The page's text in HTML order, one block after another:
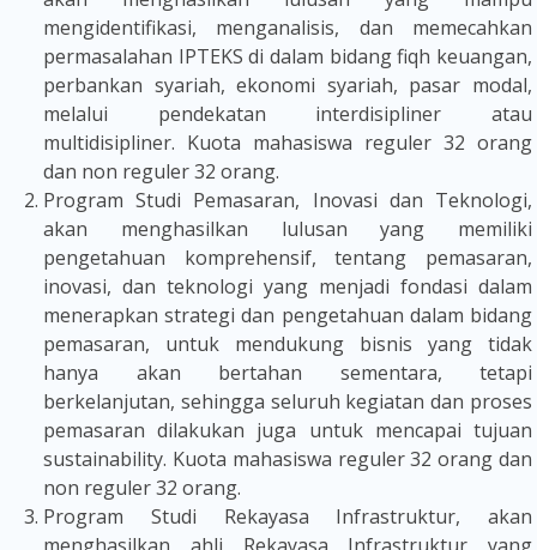
mengidentifikasi, menganalisis, dan memecahkan
permasalahan IPTEKS di dalam bidang fiqh keuangan,
perbankan syariah, ekonomi syariah, pasar modal,
melalui pendekatan interdisipliner atau
multidisipliner. Kuota mahasiswa reguler 32 orang
dan non reguler 32 orang.
Program Studi Pemasaran, Inovasi dan Teknologi,
akan menghasilkan lulusan yang memiliki
pengetahuan komprehensif, tentang pemasaran,
inovasi, dan teknologi yang menjadi fondasi dalam
menerapkan strategi dan pengetahuan dalam bidang
pemasaran, untuk mendukung bisnis yang tidak
hanya akan bertahan sementara, tetapi
berkelanjutan, sehingga seluruh kegiatan dan proses
pemasaran dilakukan juga untuk mencapai tujuan
sustainability. Kuota mahasiswa reguler 32 orang dan
non reguler 32 orang.
Program Studi Rekayasa Infrastruktur, akan